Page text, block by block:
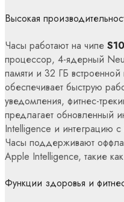
Высокая
Часы работают на чипе
процессор, 4-ядерный
памяти и 32 ГБ
обеспечивает быструю
уведомления, фитнес-
предлагает обновленный
Intelligence и интеграцию
Часы поддерживают
Apple Intelligence, такие
Функции здоровья и